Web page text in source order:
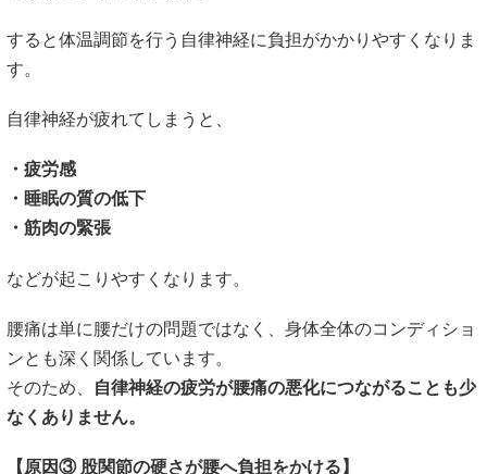
すると体温調節を行う自律神経に負担がかかりやすくなりま
す。
自律神経が疲れてしまうと、
・疲労感
・睡眠の質の低下
・筋肉の緊張
などが起こりやすくなります。
腰痛は単に腰だけの問題ではなく、身体全体のコンディショ
ンとも深く関係しています。
そのため、
自律神経の疲労が腰痛の悪化につながることも少
なくありません。
【原因③ 股関節の硬さが腰へ負担をかける】